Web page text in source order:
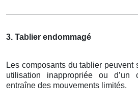
3. Tablier endommagé
Les composants du tablier peuvent
utilisation inappropriée ou d’un
entraîne des mouvements limités.